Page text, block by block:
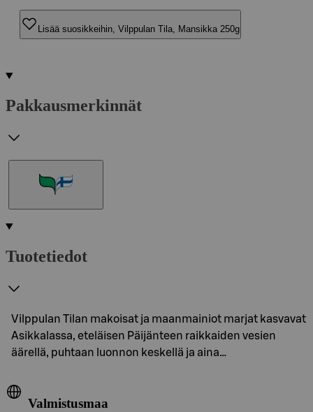
Lisää suosikkeihin, Vilppulan Tila, Mansikka 250g
Pakkausmerkinnät
Tuotetiedot
Vilppulan Tilan makoisat ja maanmainiot marjat kasvavat
Asikkalassa, eteläisen Päijänteen raikkaiden vesien
äärellä, puhtaan luonnon keskellä ja aina…
Valmistusmaa